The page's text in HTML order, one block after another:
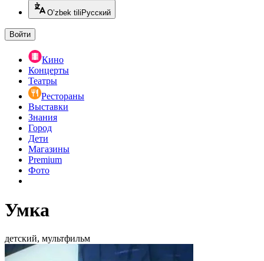
O’zbek tili Русский
Войти
Кино
Концерты
Театры
Рестораны
Выставки
Знания
Город
Дети
Магазины
Premium
Фото
Умка
детский, мультфильм